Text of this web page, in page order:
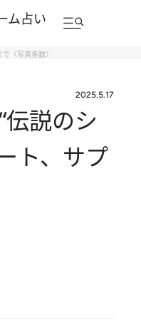
ム占い
〈写真多数〉
2025.5.17
説のシ
ト、サプ